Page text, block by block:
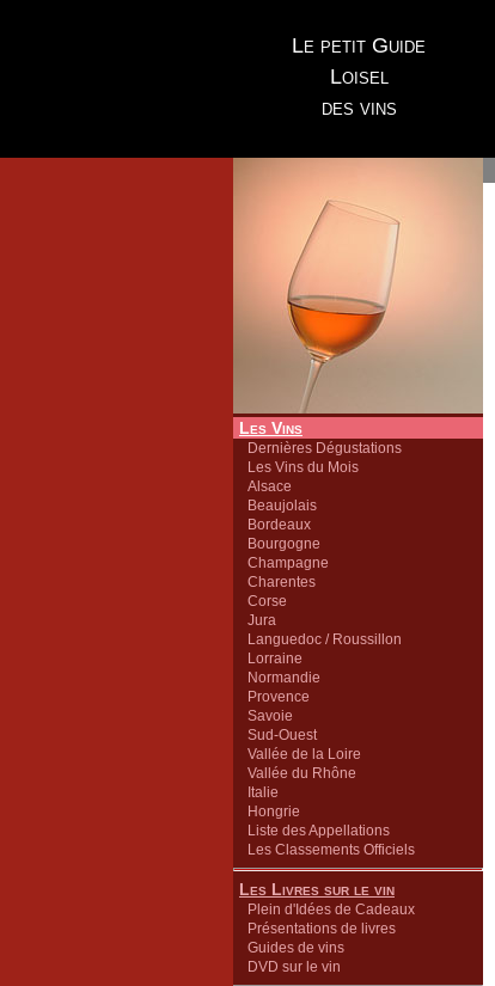
Le petit Guide
Loisel
des vins
Les Vins
Dernières Dégustations
Les Vins du Mois
Alsace
Beaujolais
Bordeaux
Bourgogne
Champagne
Charentes
Corse
Jura
Languedoc / Roussillon
Lorraine
Normandie
Provence
Savoie
Sud-Ouest
Vallée de la Loire
Vallée du Rhône
Italie
Hongrie
Liste des Appellations
Les Classements Officiels
Les Livres sur le vin
Plein d'Idées de Cadeaux
Présentations de livres
Guides de vins
DVD sur le vin